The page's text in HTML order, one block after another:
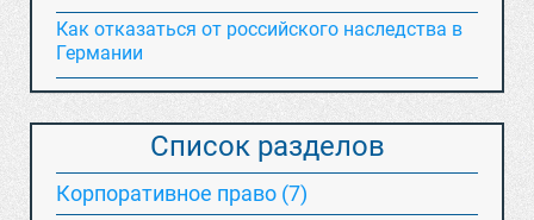
Как отказаться от российского наследства в
Германии
Список разделов
Корпоративное право (7)